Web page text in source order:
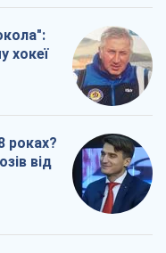
хокеї
роках?
від